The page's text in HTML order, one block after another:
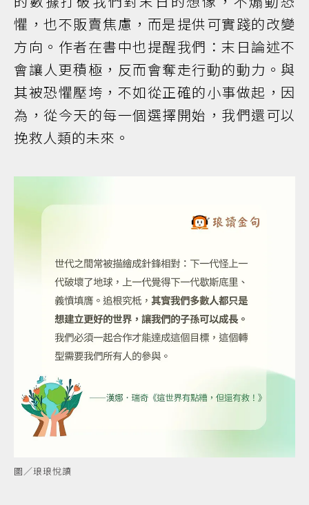
懼，也不販賣焦慮，而是提供可實踐的改變
方向。作者在書中也提醒我們：末日論述不
會讓人更積極，反而會奪走行動的動力。與
其被恐懼壓垮，不如從正確的小事做起，因
為，從今天的每一個選擇開始，我們還可以
挽救人類的未來。
圖／琅琅悅讀